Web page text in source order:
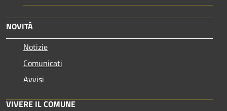
NOVITÀ
Notizie
Comunicati
Avvisi
VIVERE IL COMUNE